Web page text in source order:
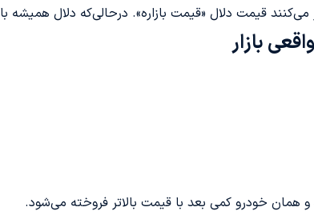
قیمت دلال «قیمت بازاره». درحالی‌که دلال همیشه با
بازار
همان خودرو کمی بعد با قیمت بالاتر فروخته می‌شود.